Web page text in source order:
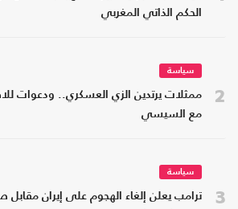
الحكم الذاتي المغربي
2
سياسة
ممثلات يرتدين الزي العسكري.. ودعوات
مع السيسي
3
سياسة
ترامب يعلن إلغاء الهجوم على إيران